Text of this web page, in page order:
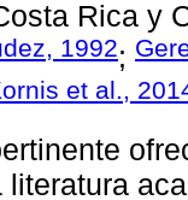
Rica y
1992;
et al.,